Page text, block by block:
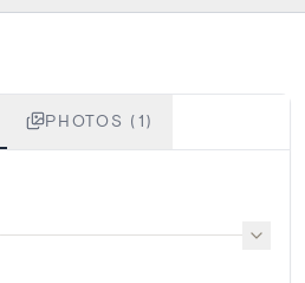
PHOTOS (1)